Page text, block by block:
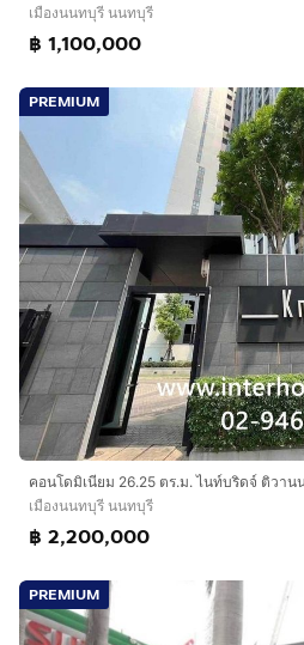
เมืองนนทบุรี นนทบุรี
฿ 1,100,000
PREMIUM
เมืองนนทบุรี นนทบุรี
฿ 2,200,000
PREMIUM